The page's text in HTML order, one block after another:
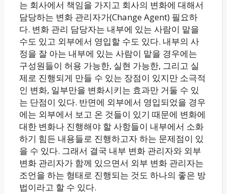
는 회사에서 책임을 가지고 회사의 변화에 대해서
담당하는 변화 관리자가(Change Agent) 필요하
다. 변화 관리 담당자는 내부에 있는 사람이 맡을
수도 있고 외부에서 영입할 수도 있다. 내부의 사
정을 잘 아는 내부에 있는 사람이 맡을 경우에는
구성원들이 허용 가능한, 실현 가능한, 그리고 실
제로 진행되게 만들 수 있는 장점이 있지만 소극적
인 변화, 일부만을 변화시키는 효과만 거둘 수 있
는 단점이 있다. 반면에 외부에서 영입되었을 경우
에는 외부에서 보고 온 것들이 있기 때문에 변화에
대한 변화나 진행해야 할 사항들이 내부에서 소화
하기 힘든 내용들로 진행하고자 하는 문제점이 있
을 수 있다. 그래서 결국 내부 변화 관리자와 외부
변화 관리자가 함께 있으면서 외부 변화 관리자는
조언을 하는 형태로 진행되는 것도 하나의 좋은 방
법이라고 할 수 있다.